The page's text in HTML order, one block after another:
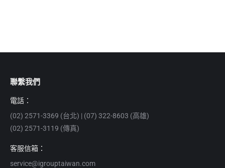
聯繫我們
電話：
(02) 2571-3369 (台北) | (07) 322-8603 (高雄)
(02) 2571-3119 (傳真)
客服信箱：
service@igrouptaiwan.com